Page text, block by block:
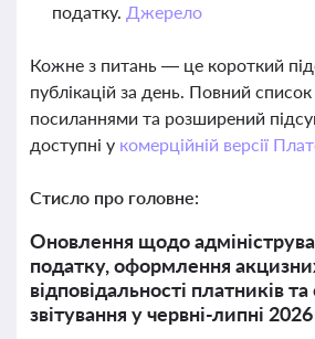
податку. Джерело
Кожне з питань — це короткий
публікацій за день. Повний
посиланнями та розширений
доступні у комерційній версії
Стисло про головне:
Оновлення щодо
податку, оформлення
відповідальності платників
звітування у червні-липні